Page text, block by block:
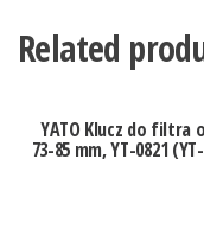
Related
YATO Klucz do filtra
73-85 mm, YT-0821